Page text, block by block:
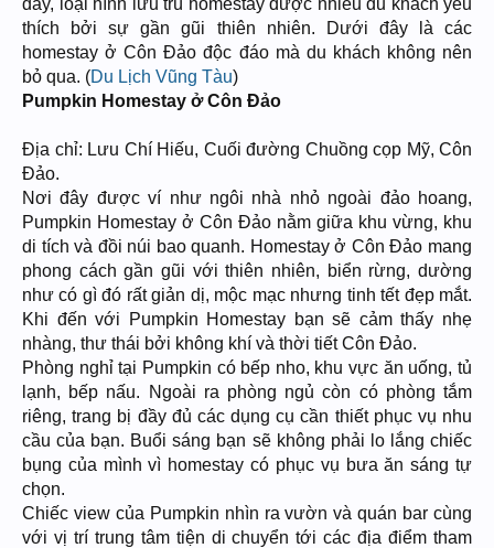
đây, loại hình lưu trú homestay được nhiều du khách yêu
thích bởi sự gần gũi thiên nhiên. Dưới đây là các
homestay ở Côn Đảo độc đáo mà du khách không nên
bỏ qua. (Du Lịch Vũng Tàu)
Pumpkin Homestay ở Côn Đảo
Địa chỉ: Lưu Chí Hiếu, Cuối đường Chuồng cọp Mỹ, Côn
Đảo.
Nơi đây được ví như ngôi nhà nhỏ ngoài đảo hoang,
Pumpkin Homestay ở Côn Đảo nằm giữa khu vừng, khu
di tích và đồi núi bao quanh. Homestay ở Côn Đảo mang
phong cách gần gũi với thiên nhiên, biển rừng, dường
như có gì đó rất giản dị, mộc mạc nhưng tinh tết đẹp mắt.
Khi đến với Pumpkin Homestay bạn sẽ cảm thấy nhẹ
nhàng, thư thái bởi không khí và thời tiết Côn Đảo.
Phòng nghỉ tại Pumpkin có bếp nho, khu vực ăn uống, tủ
lạnh, bếp nấu. Ngoài ra phòng ngủ còn có phòng tắm
riêng, trang bị đầy đủ các dụng cụ cần thiết phục vụ nhu
cầu của bạn. Buổi sáng bạn sẽ không phải lo lắng chiếc
bụng của mình vì homestay có phục vụ bưa ăn sáng tự
chọn.
Chiếc view của Pumpkin nhìn ra vườn và quán bar cùng
với vị trí trung tâm tiện di chuyển tới các địa điểm tham